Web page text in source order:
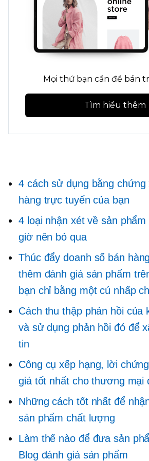
Mọi thứ bạn cần để bán
Tìm hiểu thêm
4 cách sử dụng bằng
hàng trực tuyến của bạn
4 loại nhận xét về sản
giờ nên bỏ qua
Thúc đẩy doanh số bán
thêm đánh giá sản phẩm
bạn chỉ bằng một cú nhấp
Cách thu thập phản hồi của
và sử dụng phản hồi đó để
tin
Công cụ xếp hạng, lời
giá tốt nhất cho thương mại
Những cách tốt nhất để
sản phẩm chất lượng
Làm thế nào để đưa sản
Blog đánh giá sản phẩm